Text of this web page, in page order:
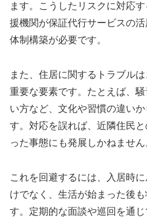
ます。こうしたリスクに対応
援機関が保証代行サービスの
体制構築が必要です。
また、住居に関するトラブル
重要な要素です。たとえば、
い方など、文化や習慣の違い
す。対応を誤れば、近隣住民
った事態にも発展しかねません
これを回避するには、入居時
けでなく、生活が始まった後
す。定期的な面談や巡回を通